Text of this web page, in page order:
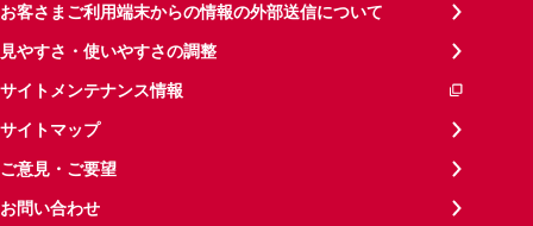
お客さまご利用端末からの情報の外部送信について
見やすさ・使いやすさの調整
サイトメンテナンス情報
サイトマップ
ご意見・ご要望
お問い合わせ